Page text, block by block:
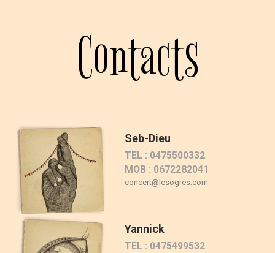
Contacts
Seb-Dieu
TEL : 0475500332
MOB : 0672282041
concert@lesogres.com
Yannick
TEL : 0475499532